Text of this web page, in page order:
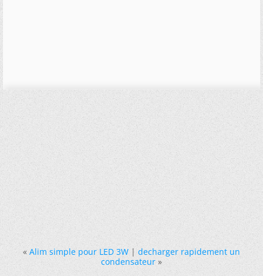
« Alim simple pour LED 3W|decharger rapidement un
condensateur »